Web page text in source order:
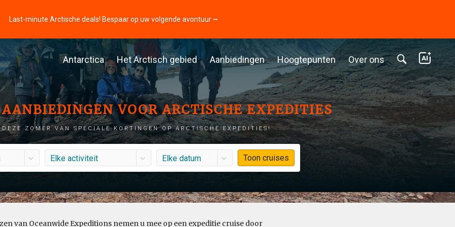
Last-minute Arctische deals! Bespaar op uw volgende avontuur ⭢
Antarctica Het Arctisch gebied Aanbiedingen Hoogtepunten Over ons
VOOR ARCTISCHE EXPEDITIES
DEZE ZOMER VAN SPECIALE KORTINGEN OP ARCTISCHE EXPEDITIES!
Elke activiteit Elke datum Toon cruises
van Oceanwide Expeditions nemen u mee op een expeditie cruise door